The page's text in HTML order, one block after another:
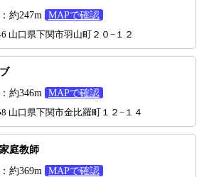
約247m
MAPで確認
山口県下関市羽山町２０−１２
約346m
MAPで確認
山口県下関市金比羅町１２−１４
庭教師
約369m
MAPで確認